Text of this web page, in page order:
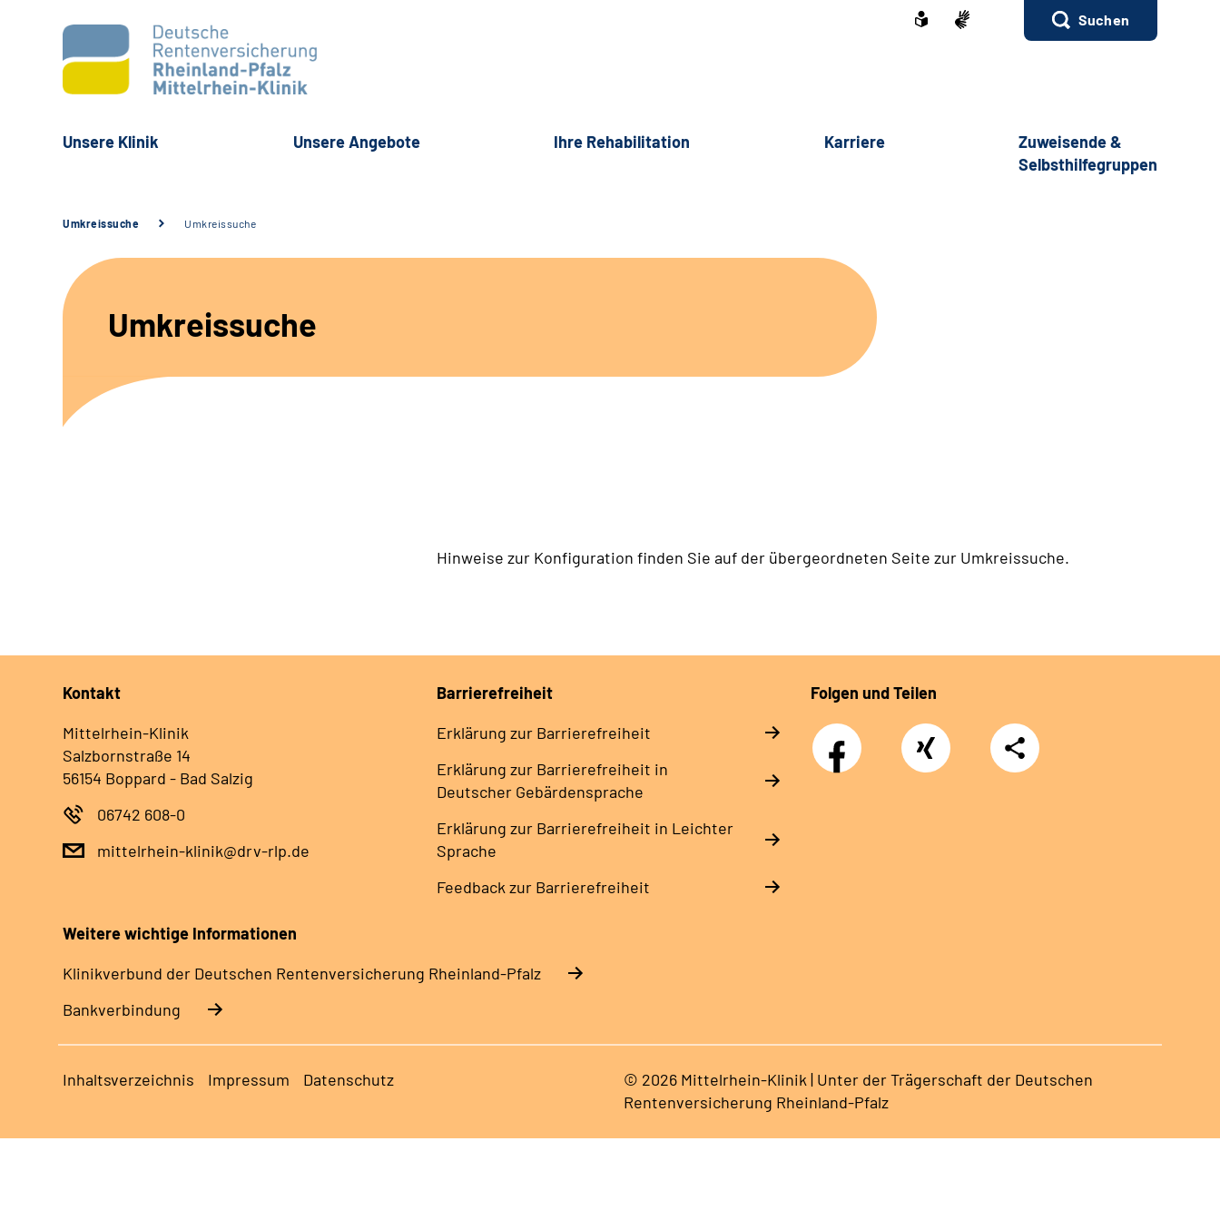
Suchen
Unsere Klinik Unsere Angebote Ihre Rehabilitation Karriere
Zuweisende &
Selbsthilfegruppen
Umkreissuche Umkreissuche
Umkreissuche
Hinweise zur Konfiguration finden Sie auf der übergeordneten Seite zur Umkreissuche.
Kontakt
Mittelrhein-Klinik
Salzbornstraße 14
56154 Boppard - Bad Salzig
06742 608-0
mittelrhein-klinik@drv-rlp.de
Barrierefreiheit
Erklärung zur Barrierefreiheit
Erklärung zur Barrierefreiheit in
Deutscher Gebärdensprache
Erklärung zur Barrierefreiheit in Leichter
Sprache
Feedback zur Barrierefreiheit
Folgen und Teilen
Facebook Xing
Teilen
Weitere wichtige Informationen
Klinikverbund der Deutschen Rentenversicherung Rheinland-Pfalz
Bankverbindung
Inhaltsverzeichnis Impressum Datenschutz
© 2026 Mittelrhein-Klinik | Unter der Trägerschaft der Deutschen
Rentenversicherung Rheinland-Pfalz